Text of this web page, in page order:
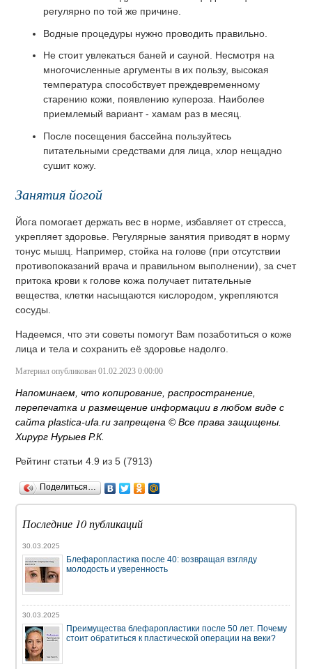
регулярно по той же причине.
Водные процедуры нужно проводить правильно.
Не стоит увлекаться баней и сауной. Несмотря на
многочисленные аргументы в их пользу, высокая
температура способствует преждевременному
старению кожи, появлению купероза. Наиболее
приемлемый вариант - хамам раз в месяц.
После посещения бассейна пользуйтесь
питательными средствами для лица, хлор нещадно
сушит кожу.
Занятия йогой
Йога помогает держать вес в норме, избавляет от стресса,
укрепляет здоровье. Регулярные занятия приводят в норму
тонус мышц. Например, стойка на голове (при отсутствии
противопоказаний врача и правильном выполнении), за счет
притока крови к голове кожа получает питательные
вещества, клетки насыщаются кислородом, укрепляются
сосуды.
Надеемся, что эти советы помогут Вам позаботиться о коже
лица и тела и сохранить её здоровье надолго.
Материал опубликован 01.02.2023 0:00:00
Напоминаем, что копирование, распространение,
перепечатка и размещение информации в любом виде с
сайта plastica-ufa.ru запрещена © Все права защищены.
Хирург Нурыев Р.К.
Рейтинг статьи 4.9 из 5 (7913)
Поделиться…
Последние 10 публикаций
30.03.2025
Блефаропластика после 40: возвращая взгляду
молодость и уверенность
30.03.2025
Преимущества блефаропластики после 50 лет. Почему
стоит обратиться к пластической операции на веки?